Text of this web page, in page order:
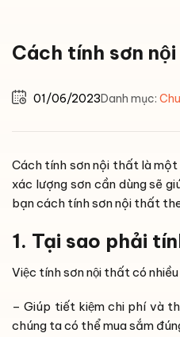
Cách tính sơn
01/06/2023Danh mục:
Cách tính sơn nội thất là một
xác lượng sơn cần dùng sẽ
bạn cách tính sơn nội thất
1. Tại sao phải
Việc tính sơn nội thất có
– Giúp tiết kiệm chi phí và
chúng ta có thể mua sắm